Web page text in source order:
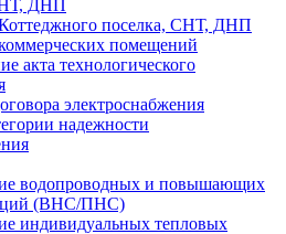
ДНП
поселка, СНТ, ДНП
помещений
акта технологического
электроснабжения
надежности
водопроводных и повышающих
(ВНС/ПНС)
индивидуальных тепловых